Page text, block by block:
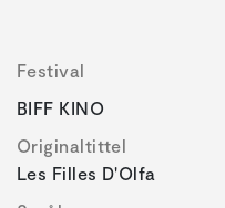
Festival
BIFF KINO
Originaltittel
Les Filles D'Olfa